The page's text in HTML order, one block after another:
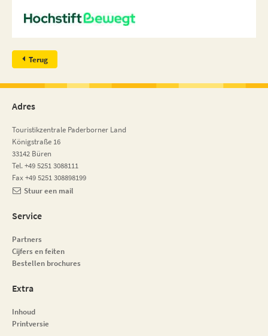
Terug
Adres
Touristikzentrale Paderborner Land
Königstraße 16
33142 Büren
Tel. +49 5251 3088111
Fax +49 5251 308898199
Stuur een mail
Service
Partners
Cijfers en feiten
Bestellen brochures
Extra
Inhoud
Printversie